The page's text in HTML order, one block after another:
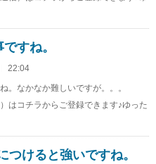
すね。
22:04
。なかなか難しいですが。。。
はコチラからご登録できます♪ゆった
つけると強いですね。